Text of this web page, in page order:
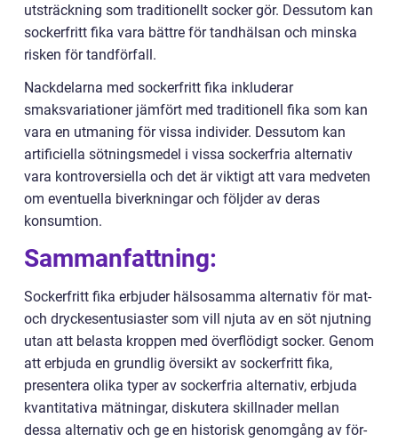
utsträckning som traditionellt socker gör. Dessutom kan
sockerfritt fika vara bättre för tandhälsan och minska
risken för tandförfall.
Nackdelarna med sockerfritt fika inkluderar
smaksvariationer jämfört med traditionell fika som kan
vara en utmaning för vissa individer. Dessutom kan
artificiella sötningsmedel i vissa sockerfria alternativ
vara kontroversiella och det är viktigt att vara medveten
om eventuella biverkningar och följder av deras
konsumtion.
Sammanfattning:
Sockerfritt fika erbjuder hälsosamma alternativ för mat-
och dryckesentusiaster som vill njuta av en söt njutning
utan att belasta kroppen med överflödigt socker. Genom
att erbjuda en grundlig översikt av sockerfritt fika,
presentera olika typer av sockerfria alternativ, erbjuda
kvantitativa mätningar, diskutera skillnader mellan
dessa alternativ och ge en historisk genomgång av för-